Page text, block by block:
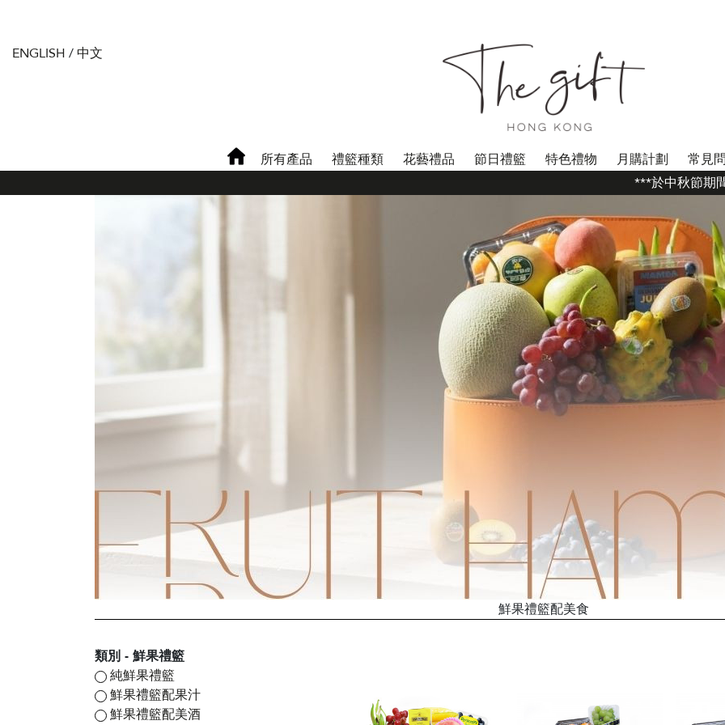
ENGLISH /中文
所有產品 禮籃種類 花藝禮品 節日禮籃 特色禮物 月購計劃
常見
***於中秋節期間
鮮果禮籃配美食
類別 - 鮮果禮籃
純鮮果禮籃
鮮果禮籃配果汁
鮮果禮籃配美酒